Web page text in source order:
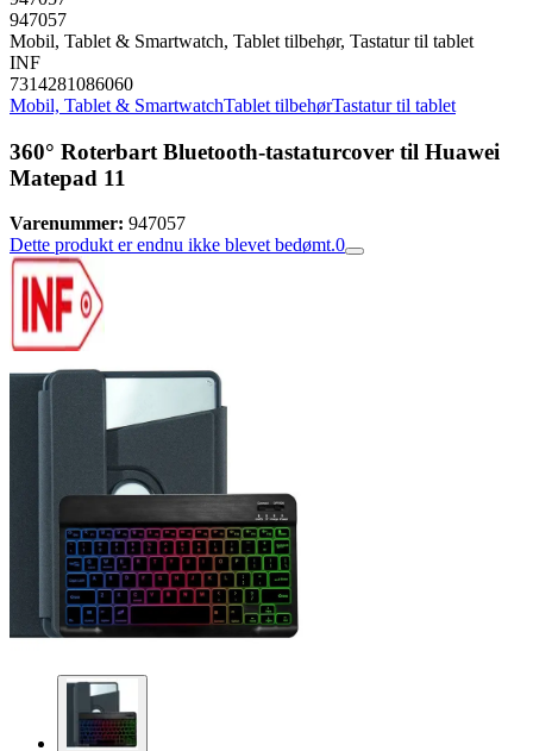
947057
Mobil, Tablet & Smartwatch, Tablet tilbehør, Tastatur til tablet
INF
7314281086060
Mobil, Tablet & SmartwatchTablet tilbehørTastatur til tablet
360° Roterbart Bluetooth-tastaturcover til Huawei
Matepad 11
Varenummer: 947057
Dette produkt er endnu ikke blevet bedømt.0